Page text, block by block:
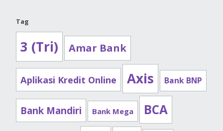
Tag
3 (Tri) Amar Bank
Aplikasi Kredit Online Axis Bank BNP
Bank Mandiri Bank Mega BCA